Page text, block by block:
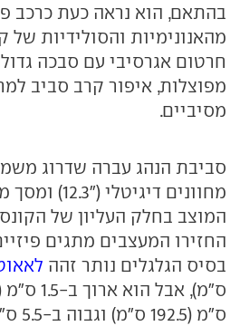
בהתאם, הוא נראה כעת כרכב
מהאנונימיות והסולידיות של
חרטום אגרסיבי עם סבכה
מפוצלות, איפור קרב סביב
מסיביים.
סביבת הנהג עברה שדרוג
המוצב בחלק העליון של
החזירו המעצבים מתגים
בסיס הגלגלים נותר זהה